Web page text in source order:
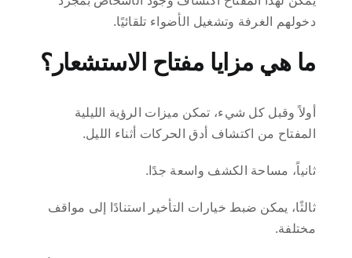
دخولهم الغرفة وتشغيل الأضواء تلقائيًا.
ما هي مزايا مفتاح الاستشعار؟
أولاً وقبل كل شيء، تمكن ميزات الرؤية الليلية
المفتاح من اكتشاف أدق الحركات أثناء الليل.
ثانياً، مساحة الكشف واسعة جدًا.
ثالثًا، يمكن ضبط خيارات التأخير استنادًا إلى مواقف
مختلفة.